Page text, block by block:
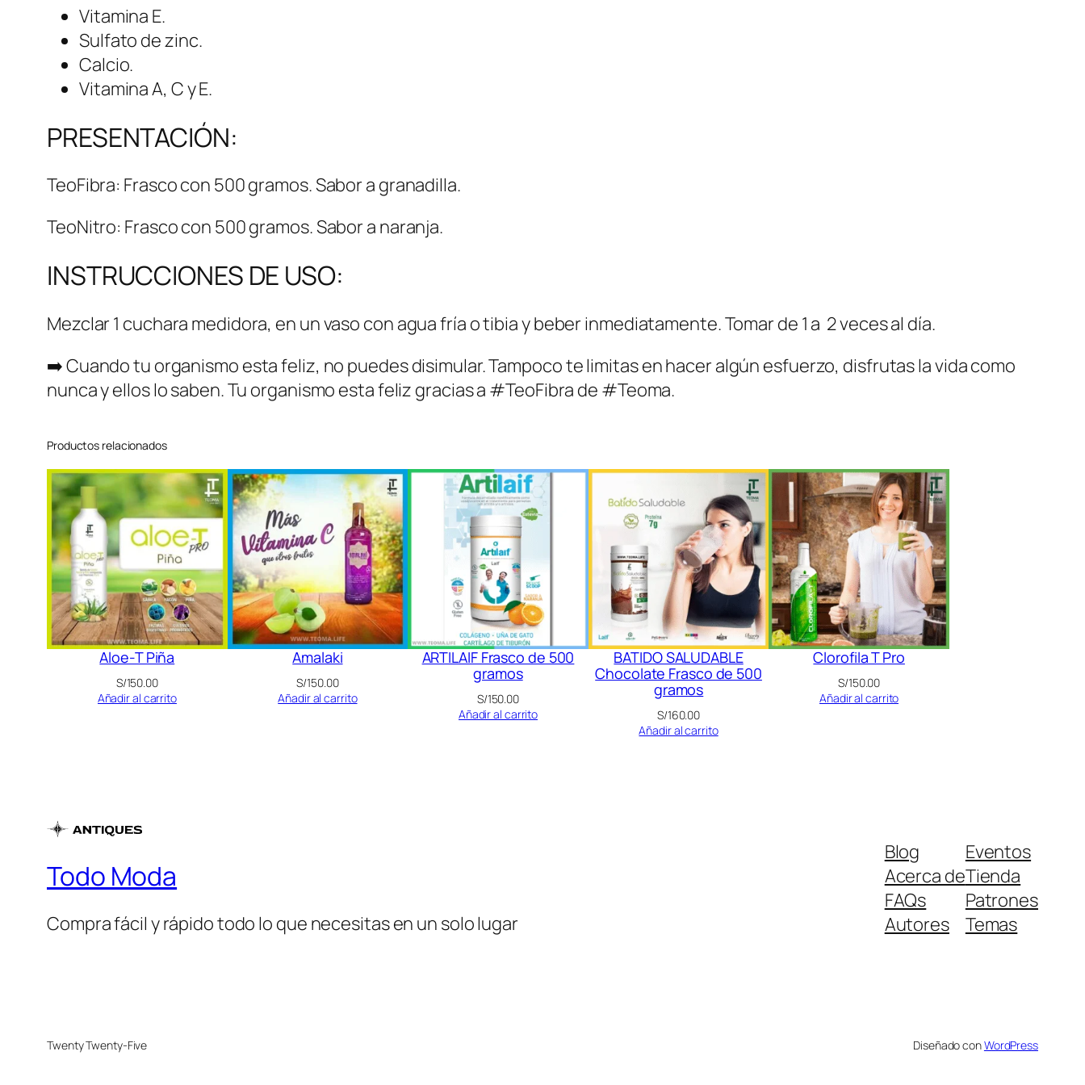
Vitamina E.
Sulfato de zinc.
Calcio.
Vitamina A, C y E.
PRESENTACIÓN:
TeoFibra: Frasco con 500 gramos. Sabor a granadilla.
TeoNitro: Frasco con 500 gramos. Sabor a naranja.
INSTRUCCIONES DE USO:
Mezclar 1 cuchara medidora, en un vaso con agua fría o tibia y beber inmediatamente. Tomar de 1 a 2 veces al día.
➡️ Cuando tu organismo esta feliz, no puedes disimular. Tampoco te limitas en hacer algún esfuerzo, disfrutas la vida como
nunca y ellos lo saben. Tu organismo esta feliz gracias a #TeoFibra de #Teoma.
Productos relacionados
Aloe-T Piña
S/150.00
Añadir al carrito
Amalaki
S/150.00
Añadir al carrito
ARTILAIF Frasco de 500
gramos
S/150.00
Añadir al carrito
BATIDO SALUDABLE
Chocolate Frasco de 500
gramos
S/160.00
Añadir al carrito
Clorofila T Pro
S/150.00
Añadir al carrito
Todo Moda
Compra fácil y rápido todo lo que necesitas en un solo lugar
Blog
Acerca de
FAQs
Autores
Eventos
Tienda
Patrones
Temas
Twenty Twenty-Five Diseñado conWordPress